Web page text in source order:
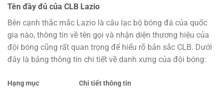
Tên đầy đủ của CLB Lazio
Bên cạnh thắc mắc Lazio là câu lạc bộ bóng đá của quốc
gia nào, thông tin về tên gọi và nhận diện thương hiệu của
đội bóng cũng rất quan trọng để hiểu rõ bản sắc CLB. Dưới
đây là bảng thông tin chi tiết về danh xưng của đội bóng:
Hạng mục
Chi tiết thông tin